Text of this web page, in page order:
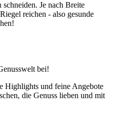
Je nach Breite
reichen - also gesunde
bei!
Highlights und feine Angebote
die Genuss lieben und mit